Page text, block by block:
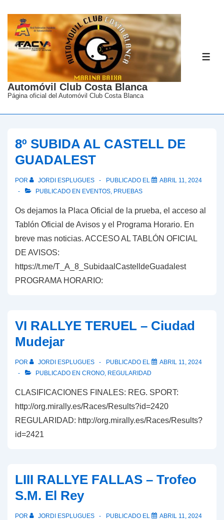
Saltar
contenido
principal
Automóvil Club Costa Blanca
Página oficial del Automóvil Club Costa Blanca
8º SUBIDA AL CASTELL DE
GUADALEST
POR JORDI ESPLUGUES PUBLICADO EL
ABRIL 11, 2024
PUBLICADO EN EVENTOS PRUEBAS
Os dejamos la Placa Oficial de la prueba, el acceso al
Tablón Oficial de Avisos y el Programa Horario. En
breve mas noticias. ACCESO AL TABLÓN OFICIAL
DE AVISOS:
https://t.me/T_A_8_SubidaalCastelldeGuadalest
PROGRAMA HORARIO:
VI RALLYE TERUEL – Ciudad
Mudejar
POR JORDI ESPLUGUES PUBLICADO EL
ABRIL 11, 2024
PUBLICADO EN CRONO REGULARIDAD
CLASIFICACIONES FINALES: REG. SPORT:
http://org.mirally.es/Races/Results?id=2420
REGULARIDAD: http://org.mirally.es/Races/Results?
id=2421
LIII RALLYE FALLAS – Trofeo
S.M. El Rey
POR JORDI ESPLUGUES PUBLICADO EL
ABRIL 11, 2024